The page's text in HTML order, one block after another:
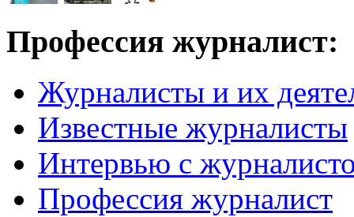
Профессия журналист:
Журналисты и их
Известные журналисты
Интервью с
Профессия журналист